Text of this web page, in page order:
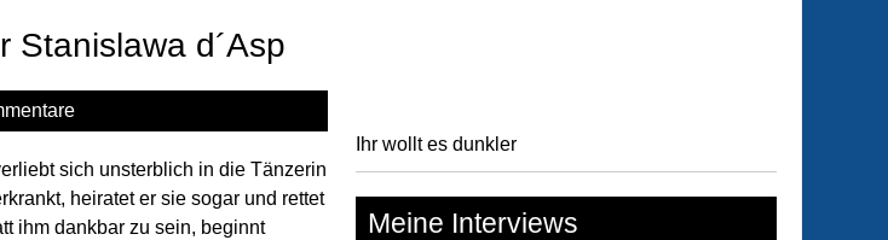
Stanislawa d´Asp
sich unsterblich in die Tänzerin
heiratet er sie sogar und rettet
ihm dankbar zu sein, beginnt
Ihr wollt es dunkler
Meine Interviews